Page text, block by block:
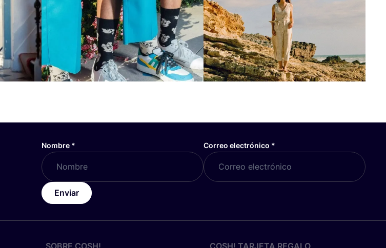
Nombre * Correo electrónico *
Enviar
SOBRE COSH! COSH! TARJETA REGALO